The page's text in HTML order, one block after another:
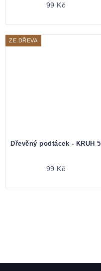
99 Kč
ZE DŘEVA
Dřevěný podtácek - KRUH 5
99 Kč